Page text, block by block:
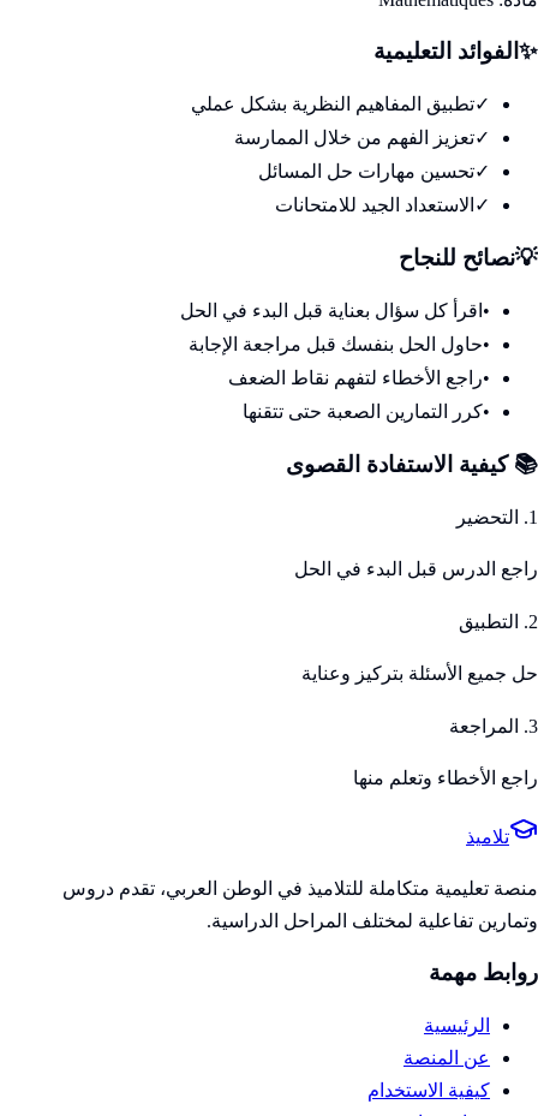
✨ الفوائد التعليمية
✓تطبيق المفاهيم النظرية بشكل عملي
✓تعزيز الفهم من خلال الممارسة
✓تحسين مهارات حل المسائل
✓ الاستعداد الجيد للامتحانات
💡نصائح للنجاح
• اقرأ كل سؤال بعناية قبل البدء في الحل
•حاول الحل بنفسك قبل مراجعة الإجابة
•راجع الأخطاء لتفهم نقاط الضعف
•كرر التمارين الصعبة حتى تتقنها
📚 كيفية الاستفادة القصوى
1. التحضير
راجع الدرس قبل البدء في الحل
2. التطبيق
حل جميع الأسئلة بتركيز وعناية
3. المراجعة
راجع الأخطاء وتعلم منها
تلاميذ
منصة تعليمية متكاملة للتلاميذ في الوطن العربي، تقدم دروس
وتمارين تفاعلية لمختلف المراحل الدراسية.
روابط مهمة
الرئيسية
عن المنصة
كيفية الاستخدام